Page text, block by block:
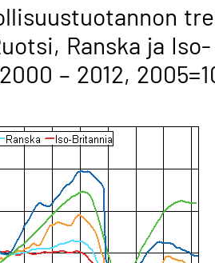
Ranska ja Iso-
– 2012,